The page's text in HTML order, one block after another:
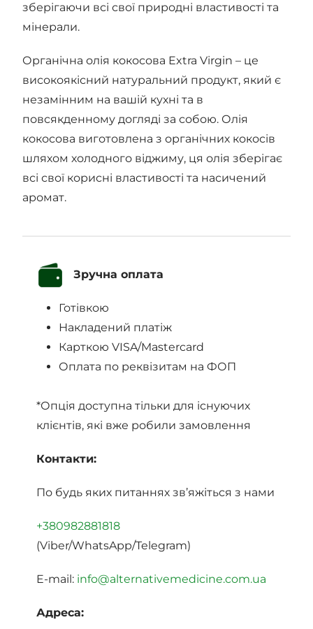
зберігаючи всі свої природні властивості та
мінерали.
Органічна олія кокосова Extra Virgin – це
високоякісний натуральний продукт, який є
незамінним на вашій кухні та в
повсякденному догляді за собою. Олія
кокосова виготовлена з органічних кокосів
шляхом холодного віджиму, ця олія зберігає
всі свої корисні властивості та насичений
аромат.
Зручна оплата
Готівкою
Накладений платіж
Карткою VISA/Mastercard
Оплата по реквізитам на ФОП
*Опція доступна тільки для існуючих
клієнтів, які вже робили замовлення
Контакти:
По будь яких питаннях зв’яжіться з нами
+380982881818
(Viber/WhatsApp/Telegram)
E-mail: info@alternativemedicine.com.ua
Адреса: